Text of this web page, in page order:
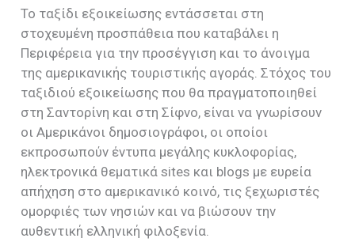
Το ταξίδι εξοικείωσης εντάσσεται στη
στοχευμένη προσπάθεια που καταβάλει η
Περιφέρεια για την προσέγγιση και το άνοιγμα
της αμερικανικής τουριστικής αγοράς. Στόχος του
ταξιδιού εξοικείωσης που θα πραγματοποιηθεί
στη Σαντορίνη και στη Σίφνο, είναι να γνωρίσουν
οι Αμερικάνοι δημοσιογράφοι, οι οποίοι
εκπροσωπούν έντυπα μεγάλης κυκλοφορίας,
ηλεκτρονικά θεματικάsites και blogs με ευρεία
απήχηση στο αμερικανικό κοινό, τις ξεχωριστές
ομορφιές των νησιών και να βιώσουν την
αυθεντική ελληνική φιλοξενία.